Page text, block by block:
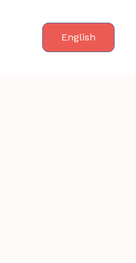
English